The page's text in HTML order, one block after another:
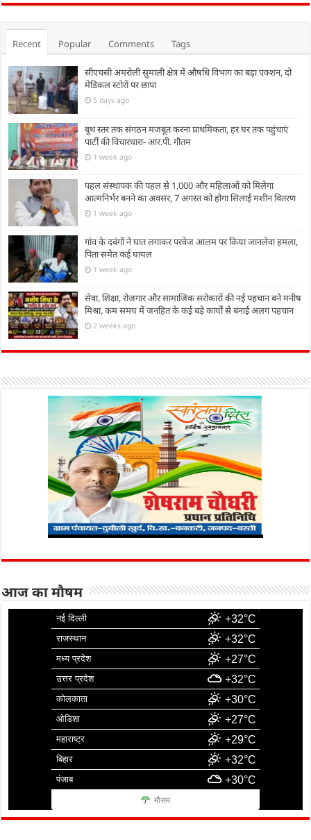
Recent Popular Comments Tags
सीएचसी अमरोली सुमाली क्षेत्र में औषधि विभाग का बड़ा एक्शन, दो
मेडिकल स्टोरों पर छापा
5 days ago
बूथ स्तर तक संगठन मजबूत करना प्राथमिकता, हर घर तक पहुंचाएं
पार्टी की विचारधारा- आर.पी. गौतम
1 week ago
पहल संस्थापक की पहल से 1,000 और महिलाओं को मिलेगा
आत्मनिर्भर बनने का अवसर, 7 अगस्त को होगा सिलाई मशीन वितरण
1 week ago
गांव के दबंगों ने घात लगाकर परवेज आलम पर किया जानलेवा हमला,
पिता समेत कई घायल
1 week ago
सेवा, शिक्षा, रोजगार और सामाजिक सरोकारों की नई पहचान बने मनीष
मिश्रा, कम समय में जनहित के कई बड़े कार्यों से बनाई अलग पहचान
2 weeks ago
आज का मौषम
नई दिल्ली +32°C
राजस्थान +32°C
मध्य प्रदेश +27°C
उत्तर प्रदेश +32°C
कोलकाता +30°C
ओडिशा +27°C
महाराष्ट्र +29°C
बिहार +32°C
पंजाब +30°C
मौसम